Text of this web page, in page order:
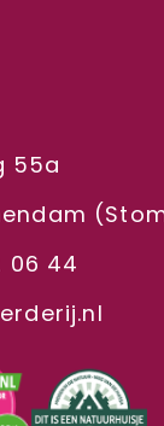
55a
06 44